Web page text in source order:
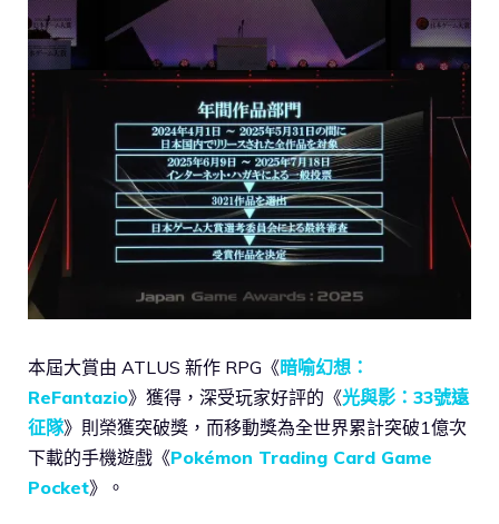
本屆大賞由 ATLUS 新作 RPG《暗喻幻想：
ReFantazio》獲得，深受玩家好評的《光與影：33號遠
征隊》則榮獲突破獎，而移動獎為全世界累計突破1億次
下載的手機遊戲《Pokémon Trading Card Game
Pocket》。